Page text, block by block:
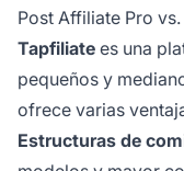
Post Affiliate Pro
Tapfiliate es una
pequeños y
ofrece varias
Estructuras de